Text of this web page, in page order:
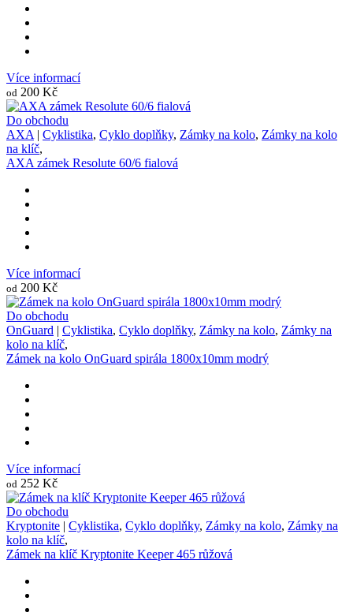
Více informací
od 200 Kč
Do obchodu
AXA| Cyklistika, Cyklo doplňky, Zámky na kolo, Zámky na kolo
na klíč,
AXA zámek Resolute 60/6 fialová
Více informací
od 200 Kč
Do obchodu
OnGuard | Cyklistika, Cyklo doplňky, Zámky na kolo, Zámky na
kolo na klíč,
Zámek na kolo OnGuard spirála 1800x10mm modrý
Více informací
od 252 Kč
Do obchodu
Kryptonite | Cyklistika, Cyklo doplňky, Zámky na kolo, Zámky na
kolo na klíč,
Zámek na klíč Kryptonite Keeper 465 růžová